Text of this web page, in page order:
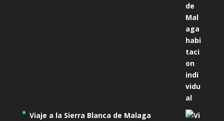
Viaje a la Sierra Blanca de Malaga